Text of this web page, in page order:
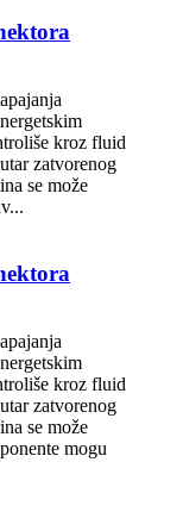
kroz fluid
zatvorenog
se može
kroz fluid
zatvorenog
se može
mogu